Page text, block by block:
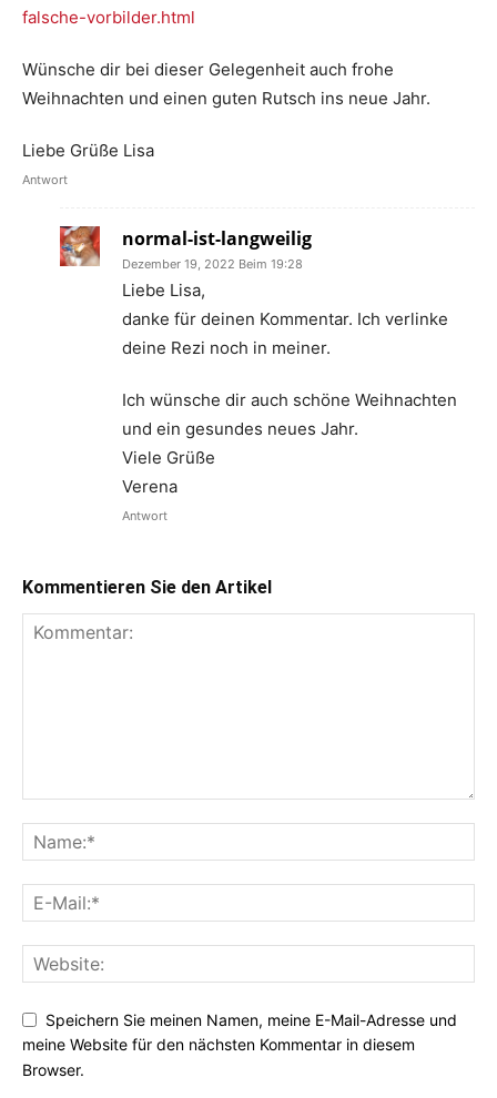
falsche-vorbilder.html
Wünsche dir bei dieser Gelegenheit auch frohe
Weihnachten und einen guten Rutsch ins neue Jahr.
Liebe Grüße Lisa
Antwort
normal-ist-langweilig
Dezember 19, 2022 Beim 19:28
Liebe Lisa,
danke für deinen Kommentar. Ich verlinke
deine Rezi noch in meiner.
Ich wünsche dir auch schöne Weihnachten
und ein gesundes neues Jahr.
Viele Grüße
Verena
Antwort
Kommentieren Sie den Artikel
Speichern Sie meinen Namen, meine E-Mail-Adresse und
meine Website für den nächsten Kommentar in diesem
Browser.